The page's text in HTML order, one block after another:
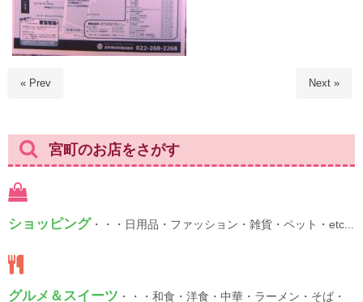
« Prev Next »
宮町のお店をさがす
ショッピング ・・・日用品・ファッション・雑貨・ペット・etc...
グルメ＆スイーツ ・・・和食・洋食・中華・ラーメン・そば・